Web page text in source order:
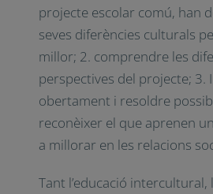
projecte escolar comú, han
seves diferències culturals
millor; 2. comprendre les
perspectives del projecte; 3.
obertament i resoldre
reconèixer el que aprenen
a millorar en les relacions
Tant l’educació intercultural,